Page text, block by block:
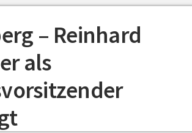
Gruber
erneut
Wien-
Vorsitzenden
– Reinhard
als